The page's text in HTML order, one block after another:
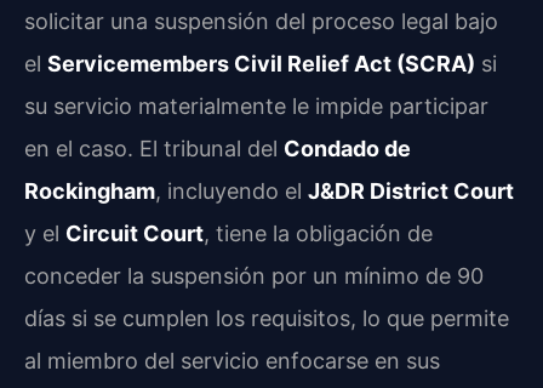
solicitar una suspensión del proceso legal bajo
el Servicemembers Civil Relief Act (SCRA) si
su servicio materialmente le impide participar
en el caso. El tribunal del Condado de
Rockingham, incluyendo el J&DR District Court
y el Circuit Court, tiene la obligación de
conceder la suspensión por un mínimo de 90
días si se cumplen los requisitos, lo que permite
al miembro del servicio enfocarse en sus